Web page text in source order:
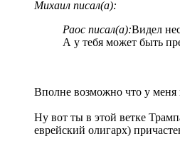
Михаил писал(а):
Раос писал(а):Видел
А у тебя может быть
Вполне возможно что у меня
Ну вот ты в этой ветке
еврейский олигарх)